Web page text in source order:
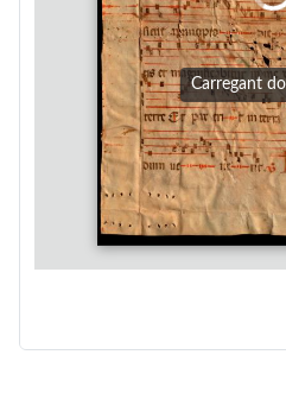
Carregant